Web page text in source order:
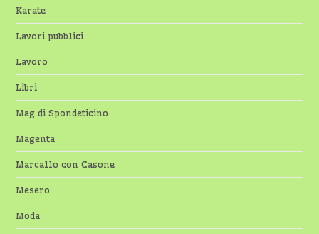
Karate
Lavori pubblici
Lavoro
Libri
Mag di Spondeticino
Magenta
Marcallo con Casone
Mesero
Moda